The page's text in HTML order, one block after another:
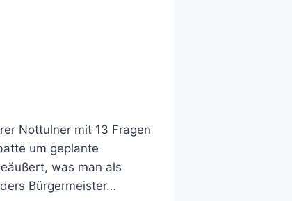
Nottulner mit 13 Fragen
um geplante
was man als
Bürgermeister…